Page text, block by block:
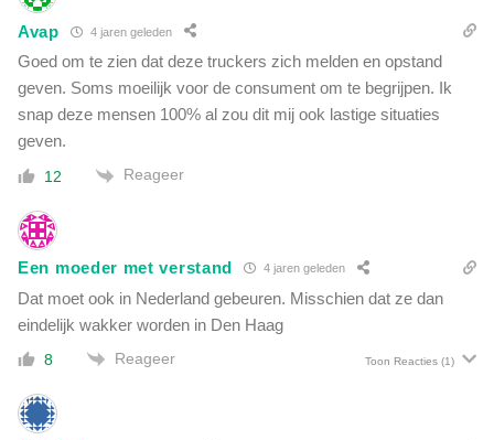
Avap 4 jaren geleden
Goed om te zien dat deze truckers zich melden en opstand
geven. Soms moeilijk voor de consument om te begrijpen. Ik
snap deze mensen 100% al zou dit mij ook lastige situaties
geven.
12 Reageer
Een moeder met verstand 4 jaren geleden
Dat moet ook in Nederland gebeuren. Misschien dat ze dan
eindelijk wakker worden in Den Haag
8 Reageer Toon Reacties (1)